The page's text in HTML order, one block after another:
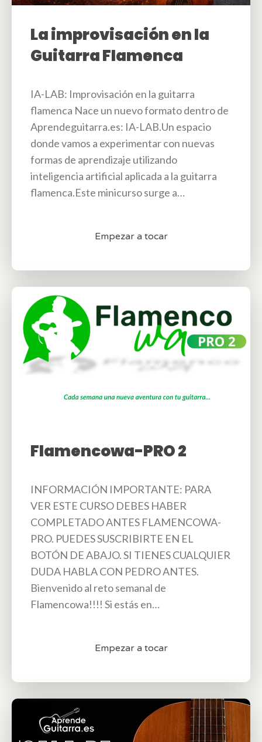
La improvisación en la
Guitarra Flamenca
IA-LAB: Improvisación en la guitarra
flamenca Nace un nuevo formato dentro de
Aprendeguitarra.es: IA-LAB.Un espacio
donde vamos a experimentar con nuevas
formas de aprendizaje utilizando
inteligencia artificial aplicada a la guitarra
flamenca.Este minicurso surge a…
Empezar a tocar
Flamencowa-PRO 2
INFORMACIÓN IMPORTANTE: PARA
VER ESTE CURSO DEBES HABER
COMPLETADO ANTES FLAMENCOWA-
PRO. PUEDES SUSCRIBIRTE EN EL
BOTÓN DE ABAJO. SI TIENES CUALQUIER
DUDA HABLA CON PEDRO ANTES.
Bienvenido al reto semanal de
Flamencowa!!!! Si estás en…
Empezar a tocar